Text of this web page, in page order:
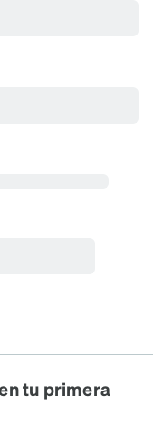
tu primera